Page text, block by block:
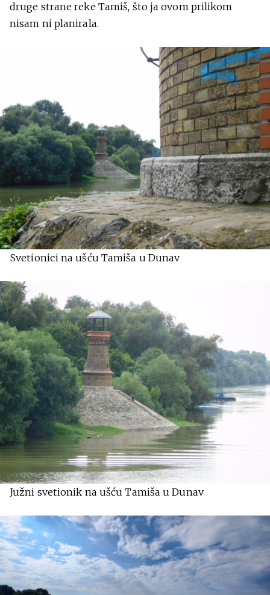
druge strane reke Tamiš, što ja ovom prilikom
nisam ni planirala.
Svetionici na ušću Tamiša u Dunav
Južni svetionik na ušću Tamiša u Dunav